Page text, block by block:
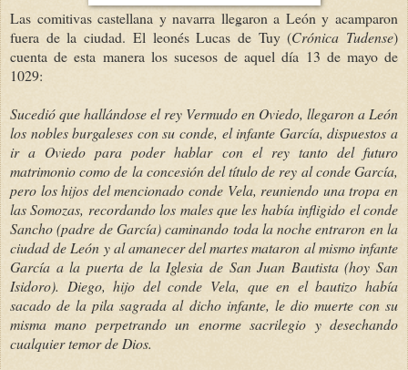
Las comitivas castellana y navarra llegaron a León y acamparon
fuera de la ciudad. El leonés Lucas de Tuy (Crónica Tudense)
cuenta de esta manera los sucesos de aquel día 13 de mayo de
1029:
Sucedió que hallándose el rey Vermudo en Oviedo, llegaron a León
los nobles burgaleses con su conde, el infante García, dispuestos a
ir a Oviedo para poder hablar con el rey tanto del futuro
matrimonio como de la concesión del título de rey al conde García,
pero los hijos del mencionado conde Vela, reuniendo una tropa en
las Somozas, recordando los males que les había infligido el conde
Sancho (padre de García) caminando toda la noche entraron en la
ciudad de León y al amanecer del martes mataron al mismo infante
García a la puerta de la Iglesia de San Juan Bautista (hoy San
Isidoro). Diego, hijo del conde Vela, que en el bautizo había
sacado de la pila sagrada al dicho infante, le dio muerte con su
misma mano perpetrando un enorme sacrilegio y desechando
cualquier temor de Dios.